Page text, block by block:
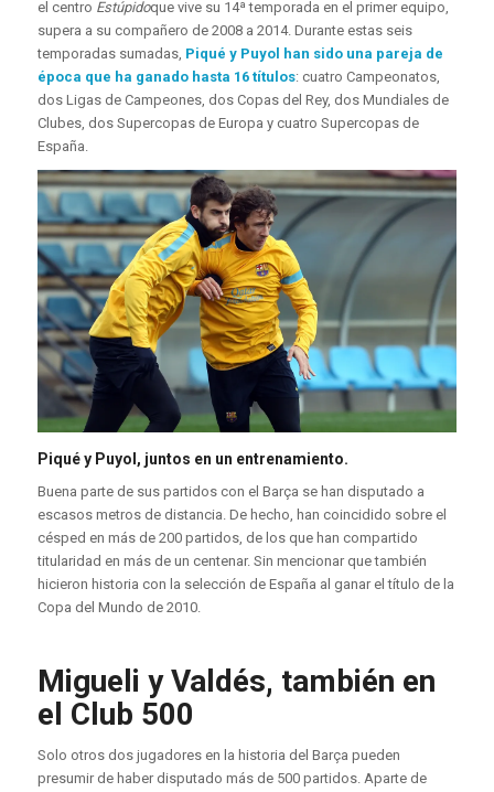
el centro Estúpidoque vive su 14ª temporada en el primer equipo,
supera a su compañero de 2008 a 2014. Durante estas seis
temporadas sumadas, Piqué y Puyol han sido una pareja de
época que ha ganado hasta 16 títulos: cuatro Campeonatos,
dos Ligas de Campeones, dos Copas del Rey, dos Mundiales de
Clubes, dos Supercopas de Europa y cuatro Supercopas de
España.
Piqué y Puyol, juntos en un entrenamiento.
Buena parte de sus partidos con el Barça se han disputado a
escasos metros de distancia. De hecho, han coincidido sobre el
césped en más de 200 partidos, de los que han compartido
titularidad en más de un centenar. Sin mencionar que también
hicieron historia con la selección de España al ganar el título de la
Copa del Mundo de 2010.
Migueli y Valdés, también en
el Club 500
Solo otros dos jugadores en la historia del Barça pueden
presumir de haber disputado más de 500 partidos. Aparte de